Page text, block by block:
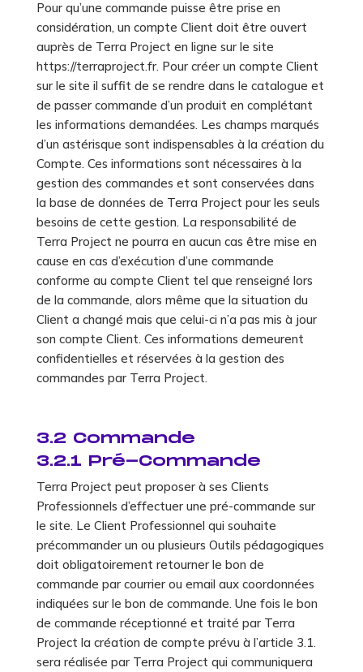
Pour qu’une commande puisse être prise en
considération, un compte Client doit être ouvert
auprès de Terra Project en ligne sur le site
https://terraproject.fr. Pour créer un compte Client
sur le site il suffit de se rendre dans le catalogue et
de passer commande d’un produit en complétant
les informations demandées. Les champs marqués
d’un astérisque sont indispensables à la création du
Compte. Ces informations sont nécessaires à la
gestion des commandes et sont conservées dans
la base de données de Terra Project pour les seuls
besoins de cette gestion. La responsabilité de
Terra Project ne pourra en aucun cas être mise en
cause en cas d’exécution d’une commande
conforme au compte Client tel que renseigné lors
de la commande, alors même que la situation du
Client a changé mais que celui-ci n’a pas mis à jour
son compte Client. Ces informations demeurent
confidentielles et réservées à la gestion des
commandes par Terra Project.
3.2 Commande
3.2.1 Pré-Commande
Terra Project peut proposer à ses Clients
Professionnels d’effectuer une pré-commande sur
le site. Le Client Professionnel qui souhaite
précommander un ou plusieurs Outils pédagogiques
doit obligatoirement retourner le bon de
commande par courrier ou email aux coordonnées
indiquées sur le bon de commande. Une fois le bon
de commande réceptionné et traité par Terra
Project la création de compte prévu à l’article 3.1.
sera réalisée par Terra Project qui communiquera